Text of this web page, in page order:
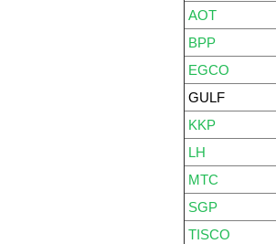
AOT
BPP
EGCO
GULF
KKP
LH
MTC
SGP
TISCO